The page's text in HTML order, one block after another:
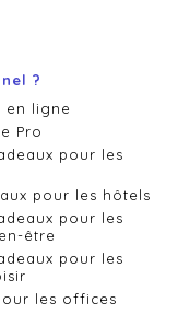
?
en ligne
Pro
pour les
pour les hôtels
pour les
être
pour les
les offices